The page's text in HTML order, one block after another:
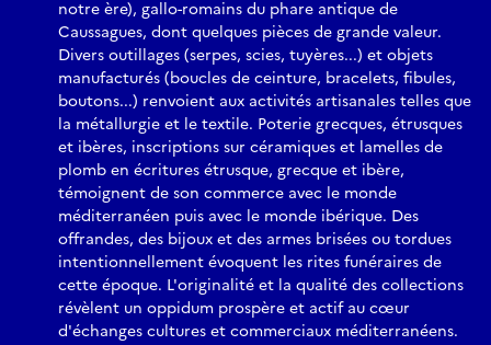
notre ère), gallo-romains du phare antique de
Caussagues, dont quelques pièces de grande valeur.
Divers outillages (serpes, scies, tuyères...) et objets
manufacturés (boucles de ceinture, bracelets, fibules,
boutons...) renvoient aux activités artisanales telles que
la métallurgie et le textile. Poterie grecques, étrusques
et ibères, inscriptions sur céramiques et lamelles de
plomb en écritures étrusque, grecque et ibère,
témoignent de son commerce avec le monde
méditerranéen puis avec le monde ibérique. Des
offrandes, des bijoux et des armes brisées ou tordues
intentionnellement évoquent les rites funéraires de
cette époque. L'originalité et la qualité des collections
révèlent un oppidum prospère et actif au cœur
d'échanges cultures et commerciaux méditerranéens.